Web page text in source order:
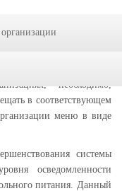
ежедневного меню
государственных и
необходимо,
в соответствующем
меню в виде
системы
осведомленности
питания. Данный